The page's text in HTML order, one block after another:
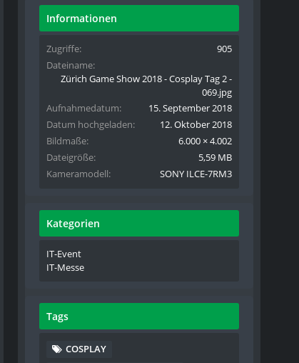
Informationen
Zugriffe
905
Dateiname
Zürich Game Show 2018 - Cosplay Tag 2 -
069.jpg
Aufnahmedatum
15. September 2018
Datum hochgeladen
12. Oktober 2018
Bildmaße
6.000 × 4.002
Dateigröße
5,59 MB
Kameramodell
SONY ILCE-7RM3
Kategorien
IT-Event
IT-Messe
Tags
COSPLAY